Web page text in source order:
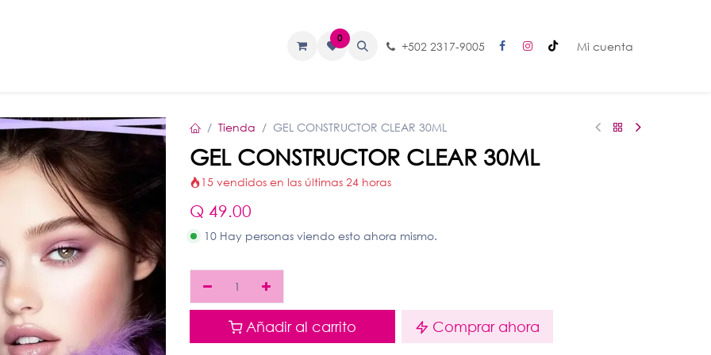
0
+502 2317-9005 Mi cuenta
Tienda GEL CONSTRUCTOR CLEAR 30ML
GEL CONSTRUCTOR CLEAR 30ML
15 vendidos en las últimas 24 horas
Q 49.00
10 Hay personas viendo esto ahora mismo.
Añadir al carrito Comprar ahora